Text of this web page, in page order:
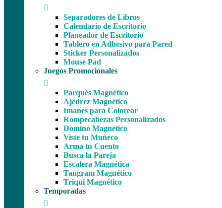
Separadores de Libros
Calendario de Escritorio
Planeador de Escritorio
Tablero en Adhesivo para Pared
Sticker Personalizados
Mouse Pad
Juegos Promocionales
Parqués Magnético
Ajedrez Magnético
Imanes para Colorear
Rompecabezas Personalizados
Dominó Magnético
Viste tu Muñeco
Arma tu Cuento
Busca la Pareja
Escalera Magnética
Tangram Magnético
Triqui Magnético
Temporadas